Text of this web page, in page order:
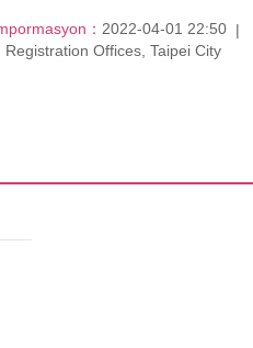
： 2022-04-01 22:50
Registration Offices, Taipei City